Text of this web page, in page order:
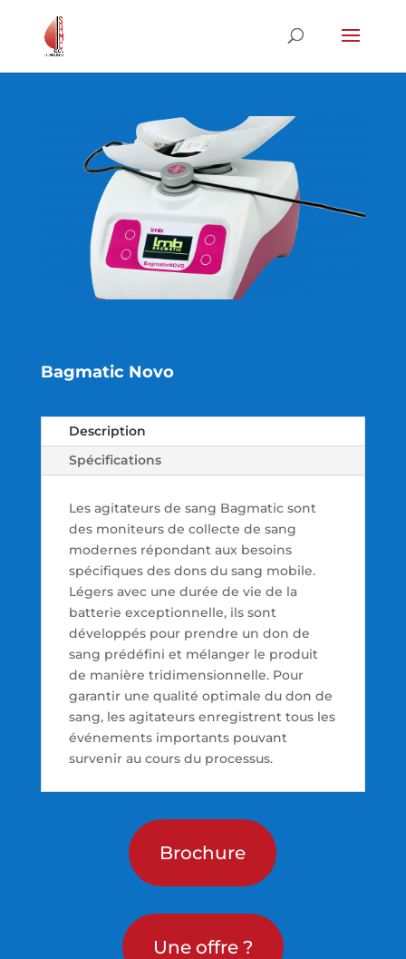
Bagmatic Novo
Description
Spécifications
Les agitateurs de sang Bagmatic sont
des moniteurs de collecte de sang
modernes répondant aux besoins
spécifiques des dons du sang mobile.
Légers avec une durée de vie de la
batterie exceptionnelle, ils sont
développés pour prendre un don de
sang prédéfini et mélanger le produit
de manière tridimensionnelle. Pour
garantir une qualité optimale du don de
sang, les agitateurs enregistrent tous les
événements importants pouvant
survenir au cours du processus.
Brochure
Une offre ?